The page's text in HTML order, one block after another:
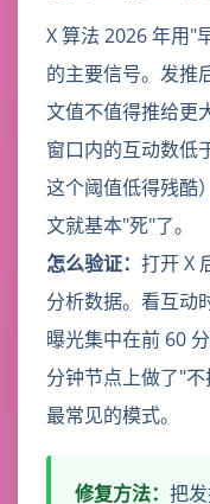
X 算法 2026 年用"
的主要信号。发推
文值不值得推给更
窗口内的互动数低
这个阈值低得残酷
文就基本"死"了。
怎么验证： 打开 X
分析数据。看互动
曝光集中在前 60
分钟节点上做了"
最常见的模式。
修复方法： 把